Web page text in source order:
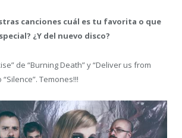
canciones cuál es tu favorita o que
¿Y del nuevo disco?
de “Burning Death” y “Deliver us from
Temones!!!